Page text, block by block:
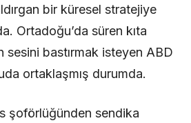
bir küresel stratejiye
Ortadoğu’da süren kıta
sesini bastırmak isteyen ABD
ortaklaşmış durumda.
şoförlüğünden sendika